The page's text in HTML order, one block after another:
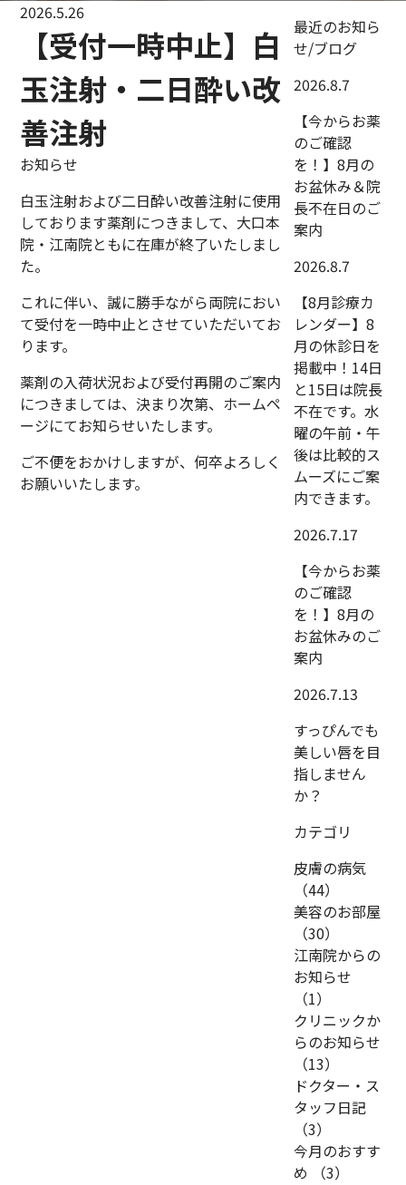
2026.5.26
【受付一時中止】白
玉注射・二日酔い改
善注射
お知らせ
白玉注射および二日酔い改善注射に使用
しております薬剤につきまして、大口本
院・江南院ともに在庫が終了いたしまし
た。
これに伴い、誠に勝手ながら両院におい
て受付を一時中止とさせていただいてお
ります。
薬剤の入荷状況および受付再開のご案内
につきましては、決まり次第、ホームペ
ージにてお知らせいたします。
ご不便をおかけしますが、何卒よろしく
お願いいたします。
最近のお知ら
せ/ブログ
2026.8.7
【今からお薬
のご確認
を！】8月の
お盆休み＆院
長不在日のご
案内
2026.8.7
【8月診療カ
レンダー】8
月の休診日を
掲載中！14日
と15日は院長
不在です。水
曜の午前・午
後は比較的ス
ムーズにご案
内できます。
2026.7.17
【今からお薬
のご確認
を！】8月の
お盆休みのご
案内
2026.7.13
すっぴんでも
美しい唇を目
指しません
か？
カテゴリ
皮膚の病気
（44）
美容のお部屋
（30）
江南院からの
お知らせ
（1）
クリニックか
らのお知らせ
（13）
ドクター・ス
タッフ日記
（3）
今月のおすす
め
（3）